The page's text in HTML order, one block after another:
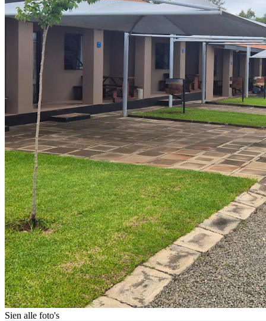
Sien alle foto's